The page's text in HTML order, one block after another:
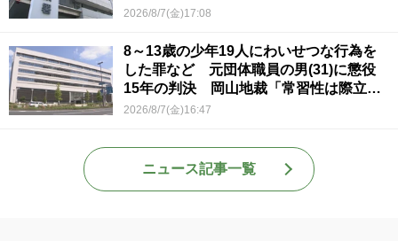
2026/8/7(金)17:08
8～13歳の少年19人にわいせつな行為を
した罪など 元団体職員の男(31)に懲役
15年の判決 岡山地裁「常習性は際立っ
ていて被害結果も非常に重い」
2026/8/7(金)16:47
ニュース記事一覧